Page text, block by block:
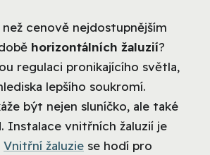
cenově nejdostupnějším
horizontálních žaluzií?
regulaci pronikajícího světla,
lepšího soukromí.
být nejen sluníčko, ale také
Instalace vnitřních žaluzií je
Vnitřní žaluzie se hodí pro